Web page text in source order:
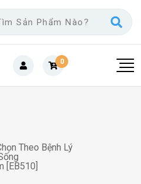
0
Theo Bệnh Lý
[EB510]